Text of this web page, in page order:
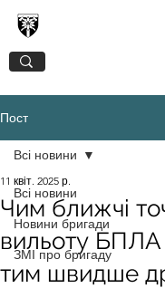
Пост
Всі новини
Новини бригади
ЗМІ про бригаду
Всі новини
Чим ближчі
вильоту БПЛА
тим швидше
11 квіт. 2025 р.